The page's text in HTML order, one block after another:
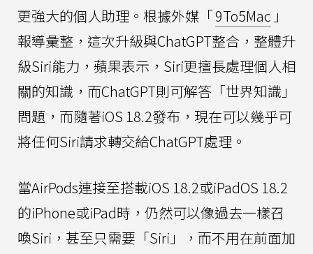
更強大的個人助理。根據外媒「9To5Mac 」
報導彙整，這次升級與ChatGPT整合，整體升
級Siri能力，蘋果表示，Siri更擅長處理個人相
關的知識，而ChatGPT則可解答「世界知識」
問題，而隨著iOS 18.2發布，現在可以幾乎可
將任何Siri請求轉交給ChatGPT處理。
當AirPods連接至搭載iOS 18.2或iPadOS 18.2
的iPhone或iPad時，仍然可以像過去一樣召
喚Siri，甚至只需要「Siri」，而不用在前面加